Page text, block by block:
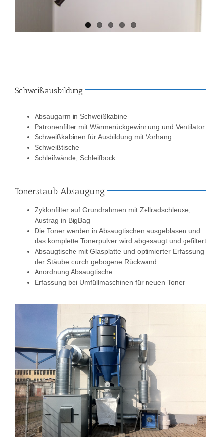
Schweißausbildung
Absaugarm in Schweißkabine
Patronenfilter mit Wärmerückgewinnung und Ventilator
Schweißkabinen für Ausbildung mit Vorhang
Schweißtische
Schleifwände, Schleifbock
Tonerstaub Absaugung
Zyklonfilter auf Grundrahmen mit Zellradschleuse,
Austrag in BigBag
Die Toner werden in Absaugtischen ausgeblasen und
das komplette Tonerpulver wird abgesaugt und gefiltert
Absaugtische mit Glasplatte und optimierter Erfassung
der Stäube durch gebogene Rückwand.
Anordnung Absaugtische
Erfassung bei Umfüllmaschinen für neuen Toner